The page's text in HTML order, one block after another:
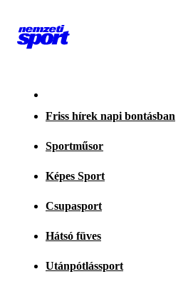
Friss hírek napi bontásban
Sportműsor
Képes Sport
Csupasport
Hátsó füves
Utánpótlássport